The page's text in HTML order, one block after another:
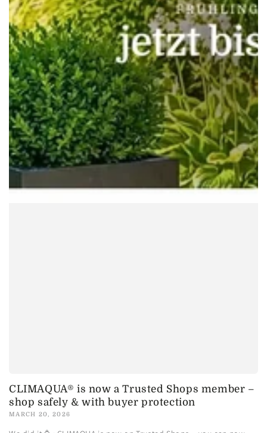
CLIMAQUA® is now a Trusted Shops member –
shop safely & with buyer protection
MARCH 20, 2026